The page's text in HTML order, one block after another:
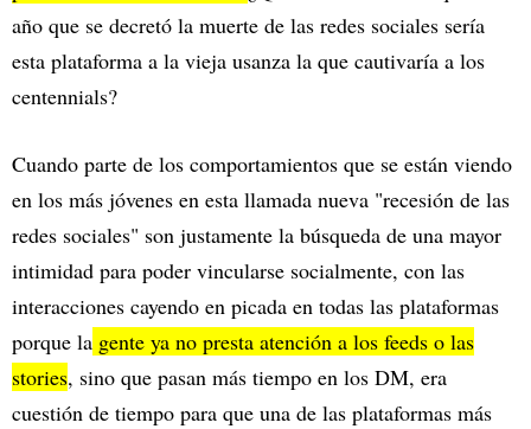
año que se decretó la muerte de las redes sociales sería
esta plataforma a la vieja usanza la que cautivaría a los
centennials?
Cuando parte de los comportamientos que se están viendo
en los más jóvenes en esta llamada nueva "recesión de las
redes sociales" son justamente la búsqueda de una mayor
intimidad para poder vincularse socialmente, con las
interacciones cayendo en picada en todas las plataformas
porque la gente ya no presta atención a los feeds o las
stories, sino que pasan más tiempo en los DM, era
cuestión de tiempo para que una de las plataformas más